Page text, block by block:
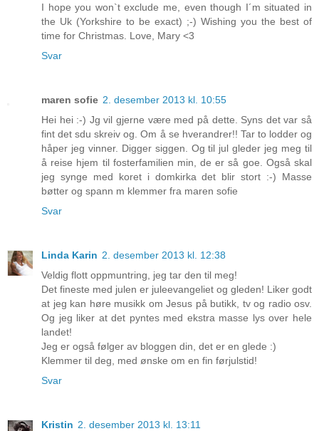
I hope you won`t exclude me, even though I´m situated in
the Uk (Yorkshire to be exact) ;-) Wishing you the best of
time for Christmas. Love, Mary <3
Svar
maren sofie 2. desember 2013 kl. 10:55
Hei hei :-) Jg vil gjerne være med på dette. Syns det var så
fint det sdu skreiv og. Om å se hverandrer!! Tar to lodder og
håper jeg vinner. Digger siggen. Og til jul gleder jeg meg til
å reise hjem til fosterfamilien min, de er så goe. Også skal
jeg synge med koret i domkirka det blir stort :-) Masse
bøtter og spann m klemmer fra maren sofie
Svar
Linda Karin 2. desember 2013 kl. 12:38
Veldig flott oppmuntring, jeg tar den til meg!
Det fineste med julen er juleevangeliet og gleden! Liker godt
at jeg kan høre musikk om Jesus på butikk, tv og radio osv.
Og jeg liker at det pyntes med ekstra masse lys over hele
landet!
Jeg er også følger av bloggen din, det er en glede :)
Klemmer til deg, med ønske om en fin førjulstid!
Svar
Kristin 2. desember 2013 kl. 13:11